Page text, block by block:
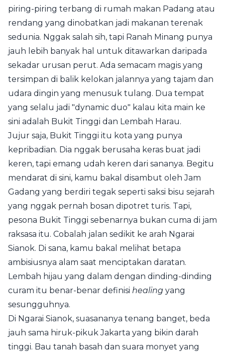
piring-piring terbang di rumah makan Padang atau
rendang yang dinobatkan jadi makanan terenak
sedunia. Nggak salah sih, tapi Ranah Minang punya
jauh lebih banyak hal untuk ditawarkan daripada
sekadar urusan perut. Ada semacam magis yang
tersimpan di balik kelokan jalannya yang tajam dan
udara dingin yang menusuk tulang. Dua tempat
yang selalu jadi "dynamic duo" kalau kita main ke
sini adalah Bukit Tinggi dan Lembah Harau.
Jujur saja, Bukit Tinggi itu kota yang punya
kepribadian. Dia nggak berusaha keras buat jadi
keren, tapi emang udah keren dari sananya. Begitu
mendarat di sini, kamu bakal disambut oleh Jam
Gadang yang berdiri tegak seperti saksi bisu sejarah
yang nggak pernah bosan dipotret turis. Tapi,
pesona Bukit Tinggi sebenarnya bukan cuma di jam
raksasa itu. Cobalah jalan sedikit ke arah Ngarai
Sianok. Di sana, kamu bakal melihat betapa
ambisiusnya alam saat menciptakan daratan.
Lembah hijau yang dalam dengan dinding-dinding
curam itu benar-benar definisi healing yang
sesungguhnya.
Di Ngarai Sianok, suasananya tenang banget, beda
jauh sama hiruk-pikuk Jakarta yang bikin darah
tinggi. Bau tanah basah dan suara monyet yang